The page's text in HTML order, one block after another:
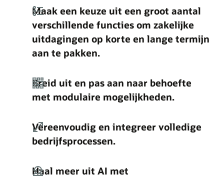
Maak een keuze uit een groot aantal
verschillende functies om zakelijke
uitdagingen op korte en lange termijn
aan te pakken.
Breid uit en pas aan naar behoefte
met modulaire mogelijkheden.
Vereenvoudig en integreer volledige
bedrijfsprocessen.
Haal meer uit AI met